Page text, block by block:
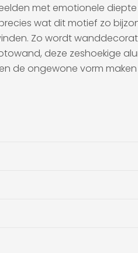
met emotionele
wat dit motief zo
Zo wordt
deze zeshoekige
de ongewone vorm